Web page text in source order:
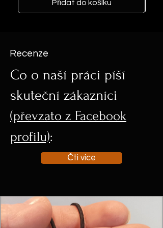
Recenze
Co o naší práci píší
skuteční zákazníci
(převzato z Facebook
profilu):
Čti více
Přidat do košíku